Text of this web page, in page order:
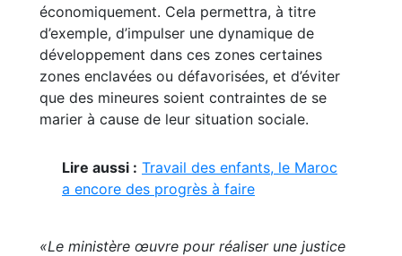
économiquement. Cela permettra, à titre
d’exemple, d’impulser une dynamique de
développement dans ces zones certaines
zones enclavées ou défavorisées, et d’éviter
que des mineures soient contraintes de se
marier à cause de leur situation sociale.
Lire aussi : Travail des enfants, le Maroc
a encore des progrès à faire
«Le ministère œuvre pour réaliser une justice